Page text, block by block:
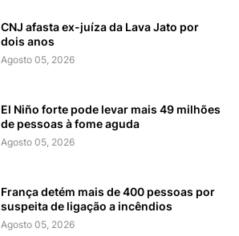
CNJ afasta ex-juíza da Lava Jato por
dois anos
Agosto 05, 2026
El Niño forte pode levar mais 49 milhões
de pessoas à fome aguda
Agosto 05, 2026
França detém mais de 400 pessoas por
suspeita de ligação a incêndios
Agosto 05, 2026